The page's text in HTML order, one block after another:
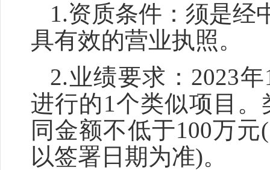
1.资质条件：须是经
具有效的营业执照。
2.业绩要求：2023
进行的1个类似项目
同金额不低于100万
以签署日期为准)。